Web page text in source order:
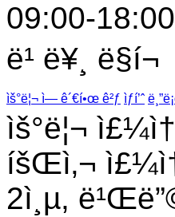
09:00-18:00
ë¹ ë¥¸ ë§í¬
ìš°ë¦¬ ì— ê´€í•œ ê²ƒ ìƒí’ˆ
ìš°ë¦¬
íšŒì‚¬
2ì¸µ,